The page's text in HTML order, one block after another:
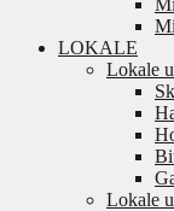
LOKALE
Lokale
Lokale